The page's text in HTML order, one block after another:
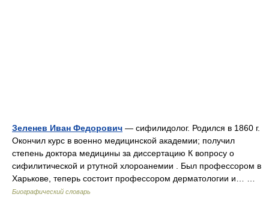
Зеленев Иван Федорович — сифилидолог. Родился в 1860 г.
Окончил курс в военно медицинской академии; получил
степень доктора медицины за диссертацию К вопросу о
сифилитической и ртутной хлороанемии . Был профессором в
Харькове, теперь состоит профессором дерматологии и… …
Биографический словарь